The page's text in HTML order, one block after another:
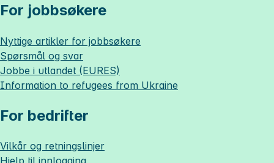
For jobbsøkere
Nyttige artikler for jobbsøkere
Spørsmål og svar
Jobbe i utlandet (EURES)
Information to refugees from Ukraine
For bedrifter
Vilkår og retningslinjer